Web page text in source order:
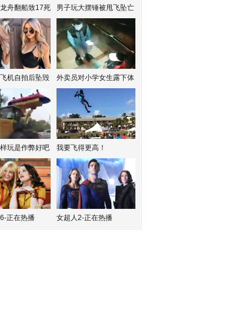
舟翻船致17死 男子玩大摆锤被甩飞坠亡
机自拍后坠毁 外卖员对小学女生露下体
玩是作弊好吧 我要飞得更高！
正在热播 女超人2-正在热播